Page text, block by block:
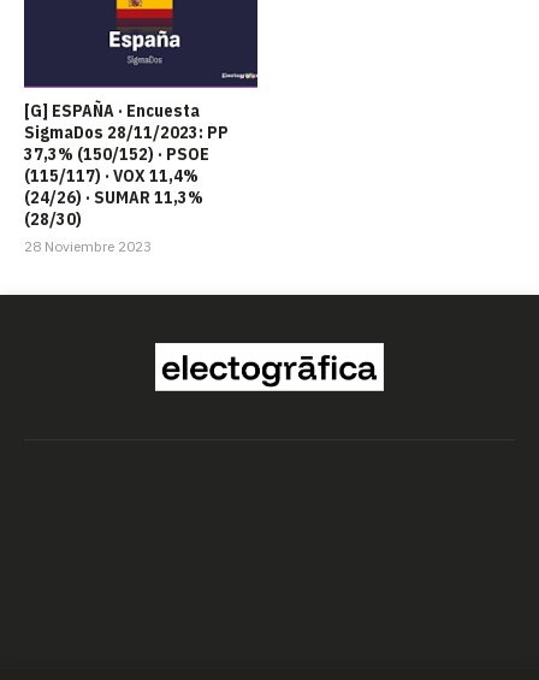
[G] ESPAÑA · Encuesta
SigmaDos 28/11/2023: PP
37,3% (150/152) · PSOE
(115/117) · VOX 11,4%
(24/26) · SUMAR 11,3%
(28/30)
28 Noviembre 2023